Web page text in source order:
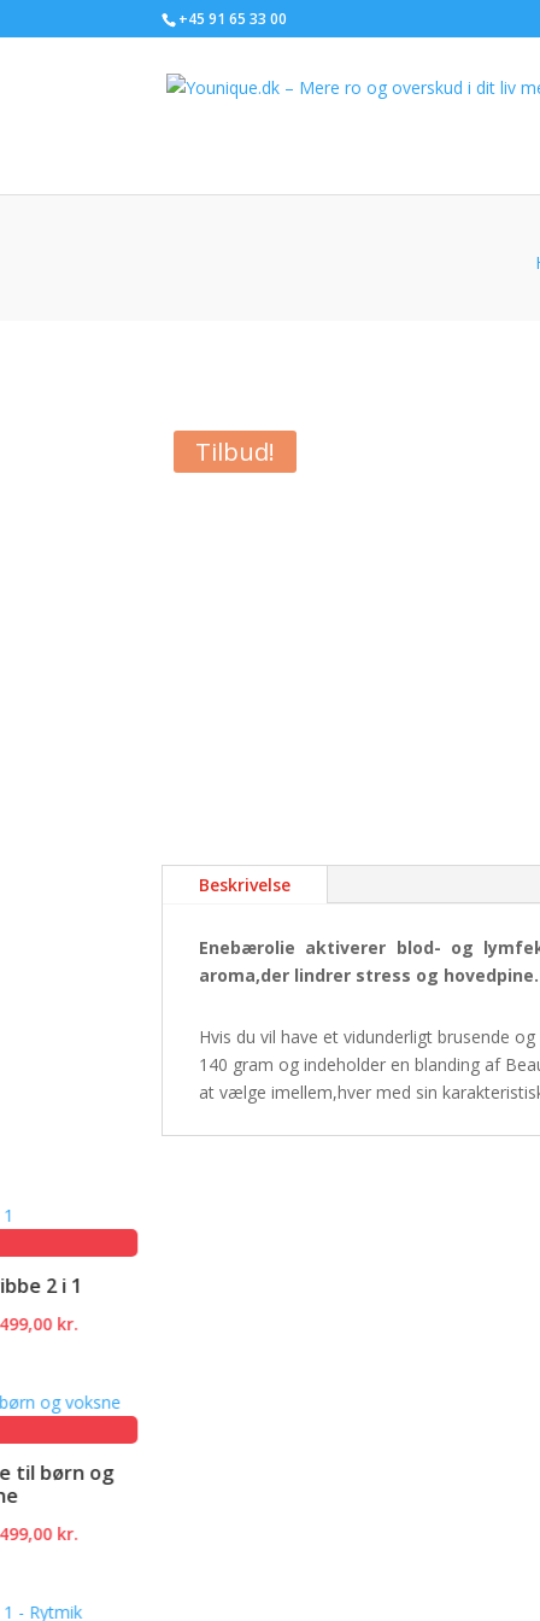
+45 91 65 33 00
Tilbud!
Beskrivelse
Enebærolie aktiverer blod- og
aroma,der lindrer stress og hovedpine.
Hvis du vil have et vidunderligt brusende
140 gram og indeholder en blanding af
at vælge imellem,hver med sin